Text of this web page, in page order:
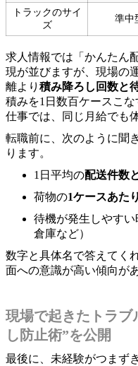
トラックのサイ
ズ
準中
求人情報では「かんたん
現が並びますが、現場の
離より 積み降ろし回数と
積みを1日数百ケースこ
仕事では、同じ月給でも
転職前に、次のように聞
ります。
1日平均の配送件数
荷物の1ケースあた
待機が発生しやすい
倉庫など）
数字と具体名で答えてく
面への意識が高い傾向が
現場で起きたトラブ
し防止術”を公開
最後に、未経験がつまず